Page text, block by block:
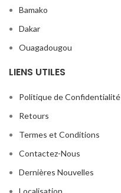
Bamako
Dakar
Ouagadougou
LIENS UTILES
Politique de Confidentialité
Retours
Termes et Conditions
Contactez-Nous
Dernières Nouvelles